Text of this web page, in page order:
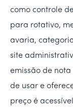
como controle
para rotativo,
avaria,
site
emissão de
de usar e
preço é